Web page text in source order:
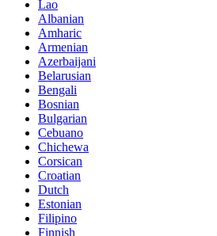
Lao
Albanian
Amharic
Armenian
Azerbaijani
Belarusian
Bengali
Bosnian
Bulgarian
Cebuano
Chichewa
Corsican
Croatian
Dutch
Estonian
Filipino
Finnish